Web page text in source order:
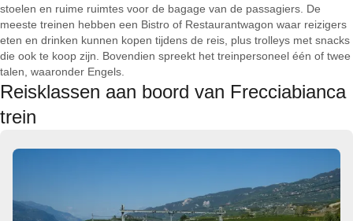
stoelen en ruime ruimtes voor de bagage van de passagiers. De
meeste treinen hebben een Bistro of Restaurantwagon waar reizigers
eten en drinken kunnen kopen tijdens de reis, plus trolleys met snacks
die ook te koop zijn. Bovendien spreekt het treinpersoneel één of twee
talen, waaronder Engels.
Reisklassen aan boord van Frecciabianca
trein